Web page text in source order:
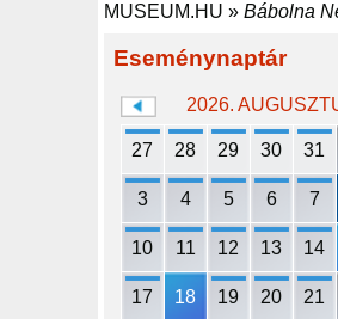
MUSEUM.HU » Bábolna
Eseménynaptár
2026.
27 28 29 30 31
3 4 5 6 7
10 11 12 13 14
17 18 19 20 21